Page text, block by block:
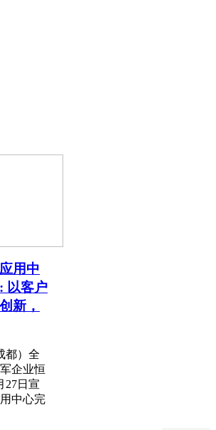
用中
以客户
新，
都）全
企业恒
27日宣
中心完